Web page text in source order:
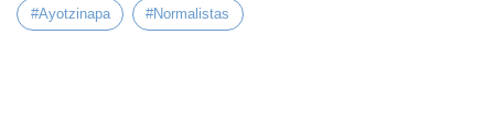
#Ayotzinapa #Normalistas